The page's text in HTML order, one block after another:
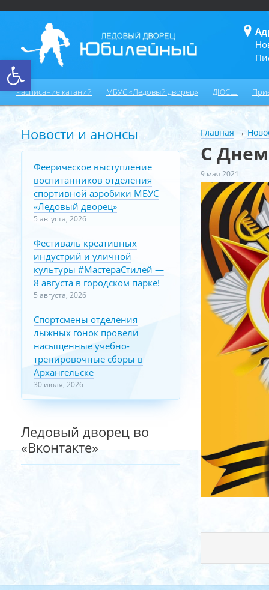
Открыть панель инструментов
Расписание катаний МБУС «Ледовый дворец» ДЮСШ
Главная →
С
9 мая 2021
Новости и анонсы
Феерическое выступление
воспитанников отделения
спортивной аэробики МБУС
«Ледовый дворец»
5 августа, 2026
Фестиваль креативных
индустрий и уличной
культуры #МастераСтилей —
8 августа в городском парке!
5 августа, 2026
Спортсмены отделения
лыжных гонок провели
насыщенные учебно-
тренировочные сборы в
Архангельске
30 июля, 2026
Ледовый дворец во
«Вконтакте»